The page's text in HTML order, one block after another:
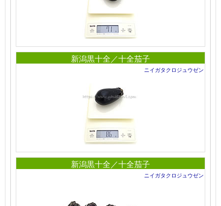
新潟黒十全／十全茄子
ニイガタクロジュウゼン
新潟黒十全／十全茄子
ニイガタクロジュウゼン